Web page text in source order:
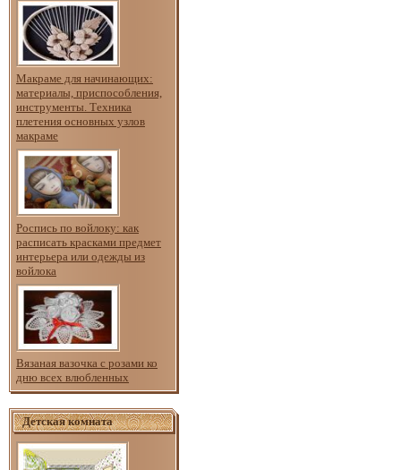
Макраме для начинающих:
материалы, приспособления,
инструменты. Техника
плетения основных узлов
макраме
Роспись по войлоку: как
расписать красками предмет
интерьера или одежды из
войлока
Вязаная вазочка с розами ко
дню всех влюбленных
Детская комната